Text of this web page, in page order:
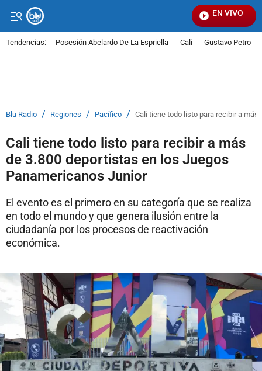
EN VIVO
Tendencias: Posesión Abelardo De La Espriella Cali Gustavo Petro
Blu Radio / Regiones / Pacífico / Cali tiene todo listo para recibir a
Cali tiene todo listo para recibir a más
de 3.800 deportistas en los Juegos
Panamericanos Junior
El evento es el primero en su categoría que se realiza
en todo el mundo y que genera ilusión entre la
ciudadanía por los procesos de reactivación
económica.